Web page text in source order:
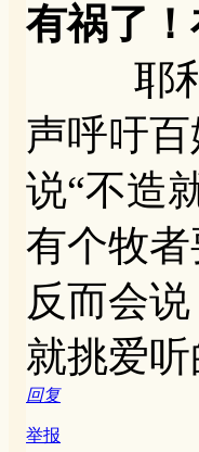
有祸了
耶利米
声呼吁
说“不造
有个牧
反而会
就挑爱
回复
举报